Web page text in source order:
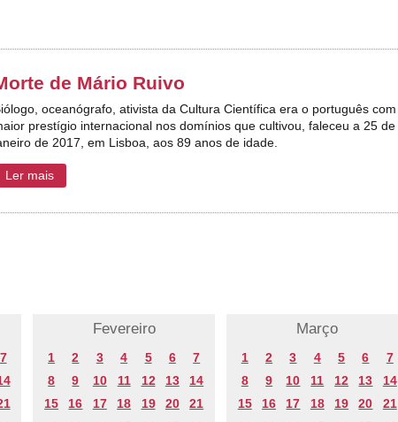
de Mário Ruivo
oceanógrafo, ativista da Cultura Científica era o português com
prestígio internacional nos domínios que cultivou, faleceu a 25 de
de 2017, em Lisboa, aos 89 anos de idade.
Ler mais
7
Fevereiro
1 2 3 4 5 6
7
8
9 10 11 12 13
14
15
16 17 18 19 20
21
Março
1 2 3 4 5 6
7
8
9 10 11 12 13
14
15
16 17 18 19 20
21